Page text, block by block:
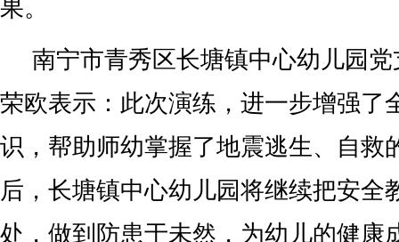
果。
南宁市青秀区长塘镇中心幼儿园
荣欧表示：此次演练，进一步增强了
识，帮助师幼掌握了地震逃生、自救
后，长塘镇中心幼儿园将继续把安全
处，做到防患于未然，为幼儿的健康